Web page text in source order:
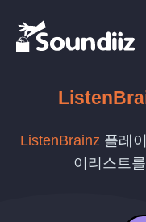
ListenBrainz 플레
이리스트